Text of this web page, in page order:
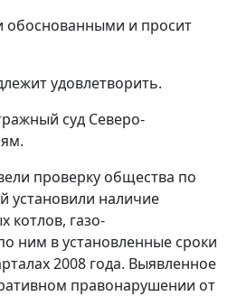
обоснованными и просит
удовлетворить.
суд Северо-
проверку общества по
установили наличие
котлов, газо-
ним в установленные сроки
2008 года. Выявленное
правонарушении от